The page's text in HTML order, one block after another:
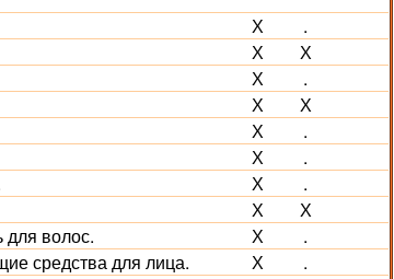
Х
.
Х
Х
Х
.
Х
Х
Х
.
Х
.
Х
.
Х
Х
для волос. Х
.
средства для лица. Х
.